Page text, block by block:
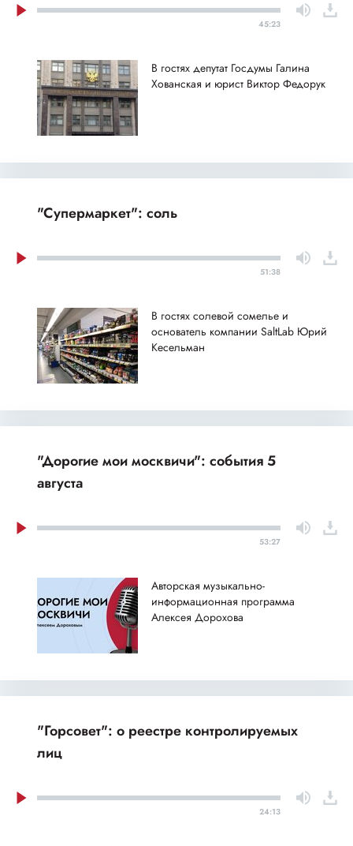
45:23
В гостях депутат Госдумы Галина
Хованская и юрист Виктор Федорук
"Супермаркет": соль
51:38
В гостях солевой сомелье и
основатель компании SaltLab Юрий
Кесельман
"Дорогие мои москвичи": события 5
августа
53:27
Авторская музыкально-
информационная программа
Алексея Дорохова
"Горсовет": о реестре контролируемых
лиц
24:13